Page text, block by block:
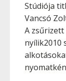
Stúdiója
Vancsó
A
nyílik2010